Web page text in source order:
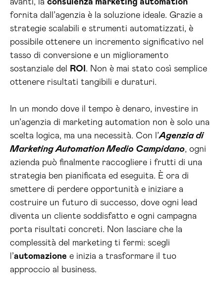
avanti, la consulenza marketing automation
fornita dall’agenzia è la soluzione ideale. Grazie a
strategie scalabili e strumenti automatizzati, è
possibile ottenere un incremento significativo nel
tasso di conversione e un miglioramento
sostanziale del
ROI . Non è mai stato così semplice
ottenere risultati tangibili e duraturi.
In un mondo dove il tempo è denaro, investire in
un’agenzia di marketing automation non è solo una
scelta logica, ma una necessità. Con l’Agenzia di
Marketing Automation Medio Campidano, ogni
azienda può finalmente raccogliere i frutti di una
strategia ben pianificata ed eseguita. È ora di
smettere di perdere opportunità e iniziare a
costruire un futuro di successo, dove ogni lead
diventa un cliente soddisfatto e ogni campagna
porta risultati concreti. Non lasciare che la
complessità del marketing ti fermi: scegli
l’automazione e inizia a trasformare il tuo
approccio al business.